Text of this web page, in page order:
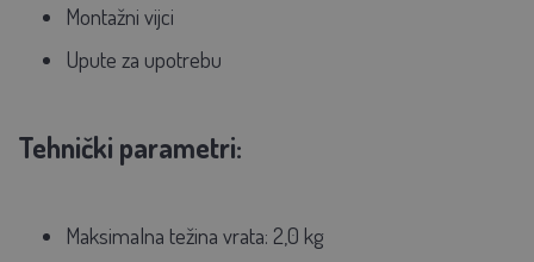
Montažni vijci
Upute za upotrebu
Tehnički parametri:
Maksimalna težina vrata: 2,0 kg